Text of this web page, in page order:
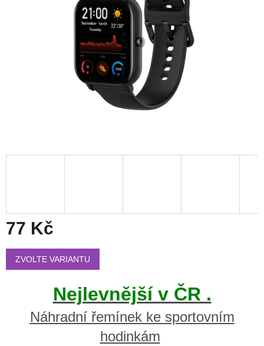
77 Kč
Měrná
cena:
ZVOLTE VARIANTU
Nejlevnější v ČR .
Náhradní řemínek ke sportovním
hodinkám